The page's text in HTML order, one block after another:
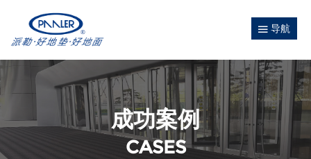
导航
成功案例
CASES